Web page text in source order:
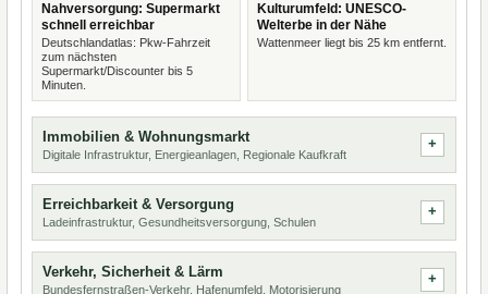
Nahversorgung: Supermarkt
schnell erreichbar
Deutschlandatlas: Pkw-Fahrzeit
zum nächsten
Supermarkt/Discounter bis 5
Minuten.
Kulturumfeld: UNESCO-
Welterbe in der Nähe
Wattenmeer liegt bis 25 km entfernt.
Immobilien & Wohnungsmarkt
Digitale Infrastruktur, Energieanlagen, Regionale Kaufkraft
Erreichbarkeit & Versorgung
Ladeinfrastruktur, Gesundheitsversorgung, Schulen
Verkehr, Sicherheit & Lärm
Bundesfernstraßen-Verkehr, Hafenumfeld, Motorisierung